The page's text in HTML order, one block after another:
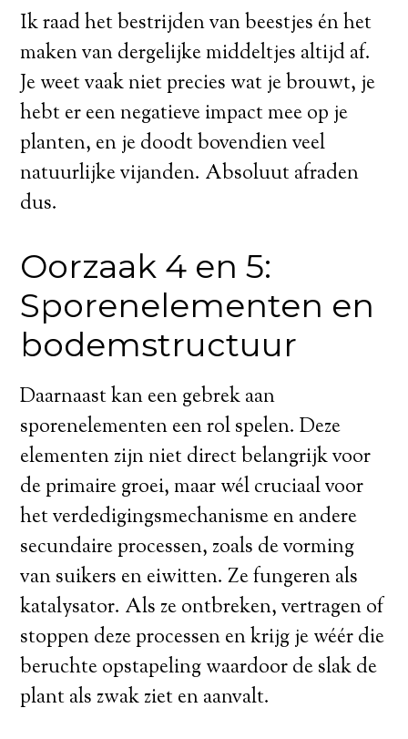
Ik raad het bestrijden van beestjes én het
maken van dergelijke middeltjes altijd af.
Je weet vaak niet precies wat je brouwt, je
hebt er een negatieve impact mee op je
planten, en je doodt bovendien veel
natuurlijke vijanden. Absoluut afraden
dus.
Oorzaak 4 en 5:
Sporenelementen en
bodemstructuur
Daarnaast kan een gebrek aan
sporenelementen een rol spelen. Deze
elementen zijn niet direct belangrijk voor
de primaire groei, maar wél cruciaal voor
het verdedigingsmechanisme en andere
secundaire processen, zoals de vorming
van suikers en eiwitten. Ze fungeren als
katalysator. Als ze ontbreken, vertragen of
stoppen deze processen en krijg je wéér die
beruchte opstapeling waardoor de slak de
plant als zwak ziet en aanvalt.